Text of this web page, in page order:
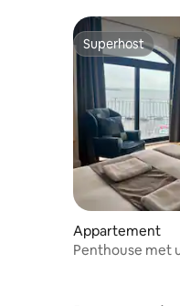
Superhost
Superhost
Appartement
Penthouse met